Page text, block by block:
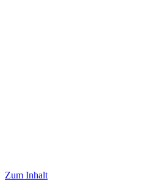
Zum Inhalt